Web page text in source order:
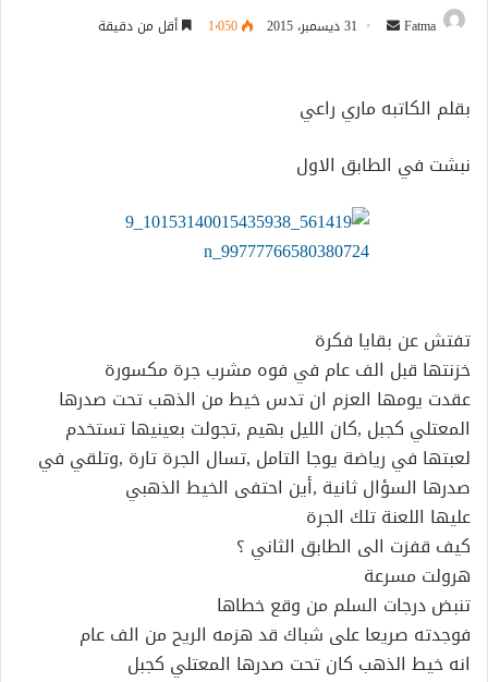
Fatma
أرسل 31 ديسمبر، 2015 1٬050 أقل من دقيقة
بقلم الكاتبه ماري راعي
نبشت في الطابق الاول
تفتش عن بقايا فكرة
خزنتها قبل الف عام في فوه مشرب جرة مكسورة
عقدت يومها العزم ان تدس خيط من الذهب تحت صدرها
المعتلي كجبل ,كان الليل بهيم ,تجولت بعينيها تستخدم
لعبتها في رياضة يوجا التامل ,تسال الجرة تارة ,وتلقي في
صدرها السؤال ثانية ,أين احتفى الخيط الذهبي
عليها اللعنة تلك الجرة
كيف قفزت الى الطابق الثاني ؟
هرولت مسرعة
تنبض درجات السلم من وقع خطاها
فوجدته صريعا على شباك قد هزمه الريح من الف عام
انه خيط الذهب كان تحت صدرها المعتلي كجبل